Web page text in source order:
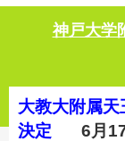
神戸大
大教大附属
決定
6月